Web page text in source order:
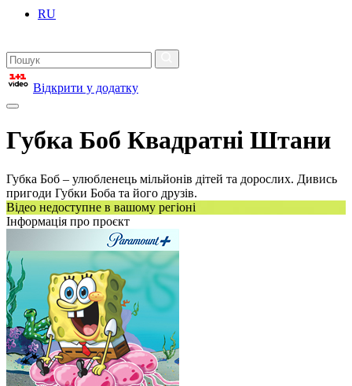
RU
Відкрити у додатку
Губка Боб Квадратні Штани
Губка Боб – улюбленець мільйонів дітей та дорослих. Дивись
пригоди Губки Боба та його друзів.
Відео недоступне в вашому регіоні
Інформація про проєкт